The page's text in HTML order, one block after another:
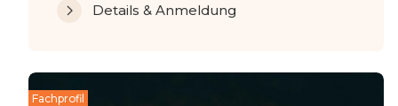
Details & Anmeldung
Fachprofil